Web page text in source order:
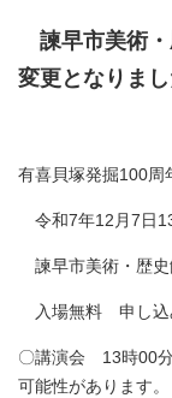
諫早市美術
変更となりまし
有喜貝塚発掘100周
令和7年12月7日
諫早市美術・歴
入場無料 申し込
〇講演会 13時
可能性があります。